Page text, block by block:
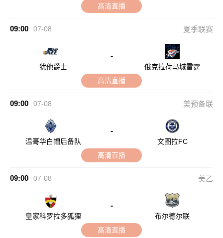
高清直播
09:00 07-08 夏季联赛
犹他爵士
-
俄克拉荷马城雷霆
高清直播
09:00 07-08 美预备联
温哥华白帽后备队
-
文图拉FC
高清直播
09:00 07-08 美乙
皇家科罗拉多狐狸
-
布尔德尔联
高清直播